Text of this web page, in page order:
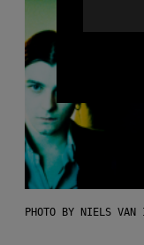
PHOTO BY NIELS VAN